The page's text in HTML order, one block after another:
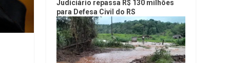
Judiciário repassa R$ 130 milhões
para Defesa Civil do RS